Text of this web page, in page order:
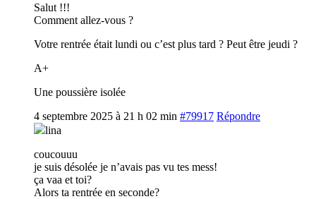
Salut !!!
Comment allez-vous ?
Votre rentrée était lundi ou c’est plus tard ? Peut être jeudi ?
A+
Une poussière isolée
4 septembre 2025 à 21 h 02 min #79917 Répondre
lina
coucouuu
je suis désolée je n’avais pas vu tes mess!
ça vaa et toi?
Alors ta rentrée en seconde?